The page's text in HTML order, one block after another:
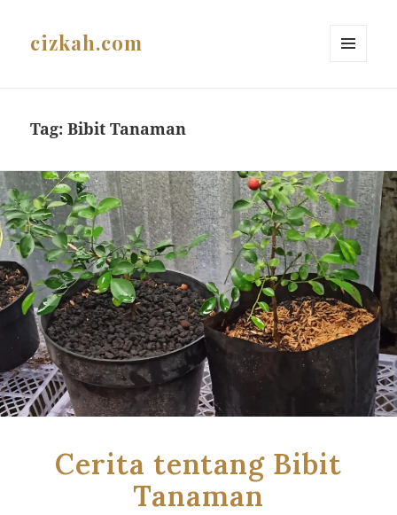
cizkah.com
Tag:Bibit Tanaman
Cerita tentang Bibit
Tanaman